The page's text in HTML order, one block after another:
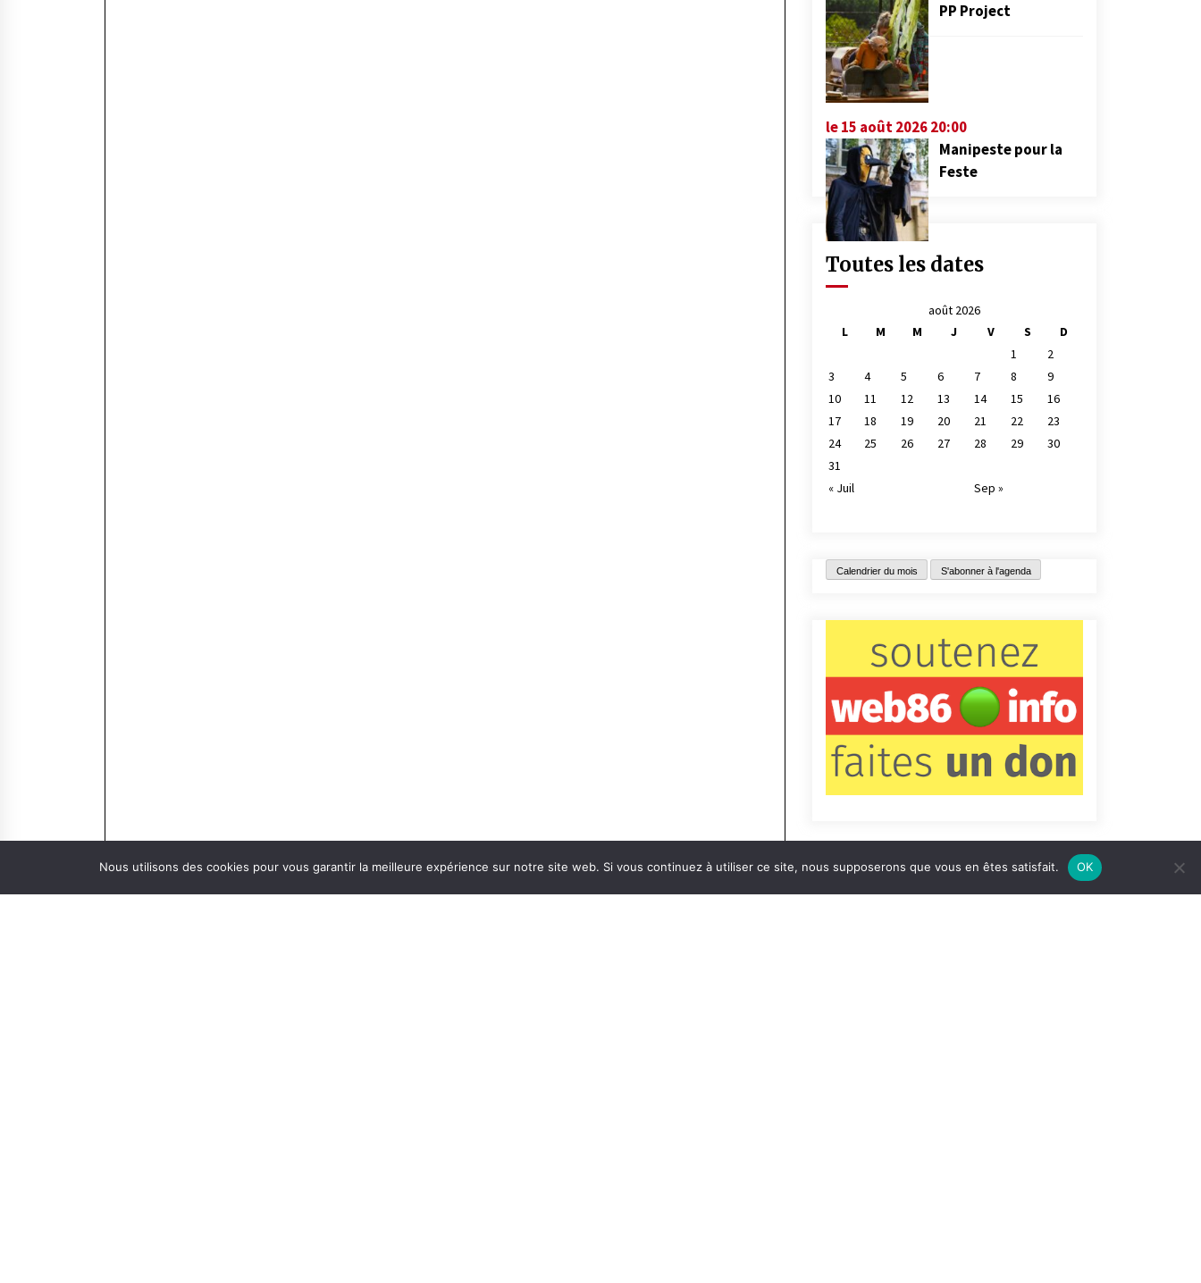
PP Project
le 15 août 2026 20:00
Manipeste pour la
Feste
Toutes les dates
août 2026
L
M M J V S
D
1
2
3
4 5 6 7 8
9
10
11 12 13 14 15
16
17
18 19 20 21 22
23
24
25 26 27 28 29
30
31
« Juil
Sep »
Calendrier du mois S'abonner à l'agenda
Nous utilisons des cookies pour vous garantir la meilleure expérience sur notre site web. Si vous continuez à utiliser ce site, nous supposerons que vous en êtes satisfait. OK